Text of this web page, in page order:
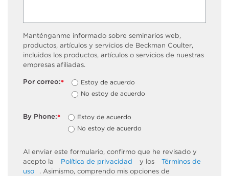
Manténganme informado sobre seminarios web,
productos, artículos y servicios de Beckman Coulter,
incluidos los productos, artículos o servicios de nuestras
empresas afiliadas.
*
Por correo:
Estoy de acuerdo
No estoy de acuerdo
*
By Phone:
Estoy de acuerdo
No estoy de acuerdo
Al enviar este formulario, confirmo que he revisado y
acepto la
Política de privacidad y los
Términos de
uso
. Asimismo, comprendo mis opciones de